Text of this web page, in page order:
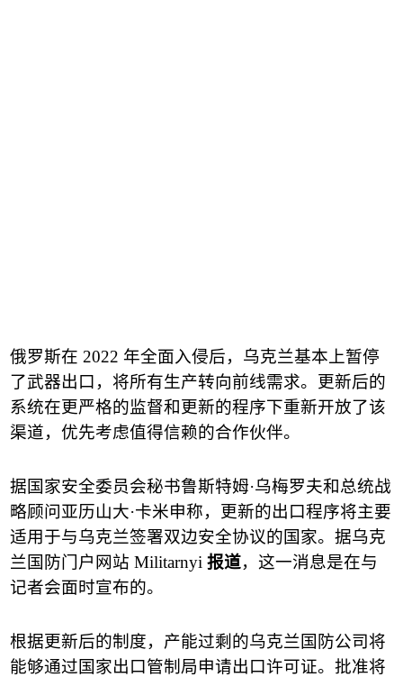
俄罗斯在 2022 年全面入侵后，乌克兰基本上暂停
了武器出口，将所有生产转向前线需求。更新后的
系统在更严格的监督和更新的程序下重新开放了该
渠道，优先考虑值得信赖的合作伙伴。
据国家安全委员会秘书鲁斯特姆·乌梅罗夫和总统战
略顾问亚历山大·卡米申称，更新的出口程序将主要
适用于与乌克兰签署双边安全协议的国家。据乌克
兰国防门户网站 Militarnyi 报道，这一消息是在与
记者会面时宣布的。
根据更新后的制度，产能过剩的乌克兰国防公司将
能够通过国家出口管制局申请出口许可证。批准将